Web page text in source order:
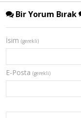
Bir Yorum Bırak
İsim (gerekli)
E-Posta (gerekli)